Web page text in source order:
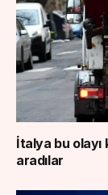
İtalya bu
aradılar